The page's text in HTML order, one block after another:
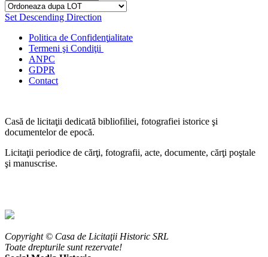
Set Descending Direction
Politica de Confidenţialitate
Termeni şi Condiţii
ANPC
GDPR
Contact
Casă de licitaţii dedicată bibliofiliei, fotografiei istorice şi
documentelor de epocă.
Licitaţii periodice de cărţi, fotografii, acte, documente, cărţi poştale
şi manuscrise.
Copyright © Casa de Licitaţii Historic SRL
Toate drepturile sunt rezervate!